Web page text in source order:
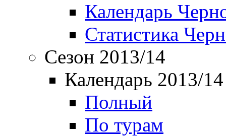
Календарь
Статистика
Сезон 2013/14
Календарь 2013/14
Полный
По турам